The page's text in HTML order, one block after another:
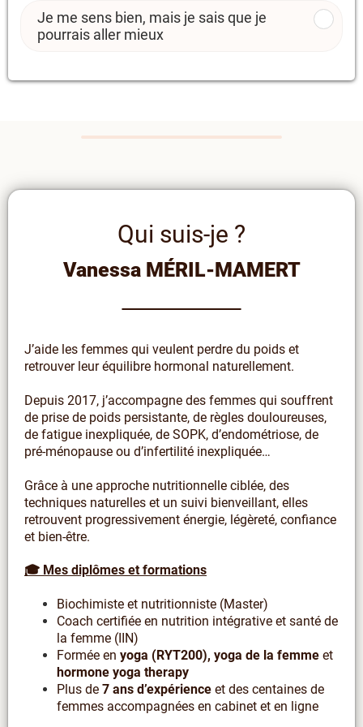
Je me sens bien, mais je sais que je
pourrais aller mieux
Qui suis-je ?
Vanessa MÉRIL-MAMERT
J’aide les femmes qui veulent perdre du poids et
retrouver leur équilibre hormonal naturellement.
Depuis 2017, j’accompagne des femmes qui souffrent
de prise de poids persistante, de règles douloureuses,
de fatigue inexpliquée, de SOPK, d’endométriose, de
pré-ménopause ou d’infertilité inexpliquée…
Grâce à une approche nutritionnelle ciblée, des
techniques naturelles et un suivi bienveillant, elles
retrouvent progressivement énergie, légèreté, confiance
et bien-être.
🎓 Mes diplômes et formations
Biochimiste et nutritionniste (Master)
Coach certifiée en nutrition intégrative et santé de
la femme (IIN)
Formée en yoga (RYT200), yoga de la femme et
hormone yoga therapy
Plus de 7 ans d’expérience et des centaines de
femmes accompagnées en cabinet et en ligne